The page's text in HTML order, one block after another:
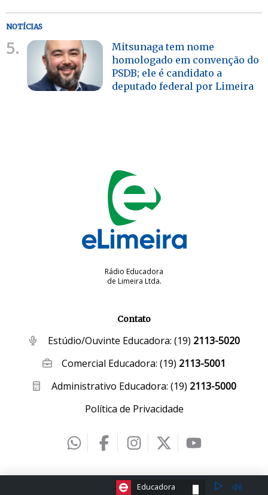
NOTÍCIAS
5.
Mitsunaga tem nome
homologado em convenção do
PSDB; ele é candidato a
deputado federal por Limeira
Rádio Educadora
de Limeira Ltda.
Contato
Estúdio/Ouvinte Educadora: (19) 2113-5020
Comercial Educadora:(19) 2113-5001
Administrativo Educadora: (19) 2113-5000
Política de Privacidade
2026 © eLimeira | Desenvolvido por Creative Hut
ESCOLHA A RÁDIO:
Educadora